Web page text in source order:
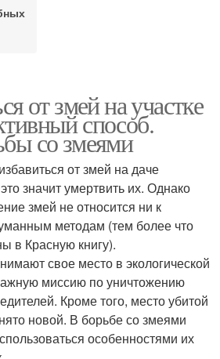
от змей на участке
способ.
со змеями
от змей на даче
значит умертвить их. Однако
змей не относится ни к
методам (тем более что
в Красную книгу).
свое место в экологической
миссию по уничтожению
Кроме того, место убитой
новой. В борьбе со змеями
особенностями их